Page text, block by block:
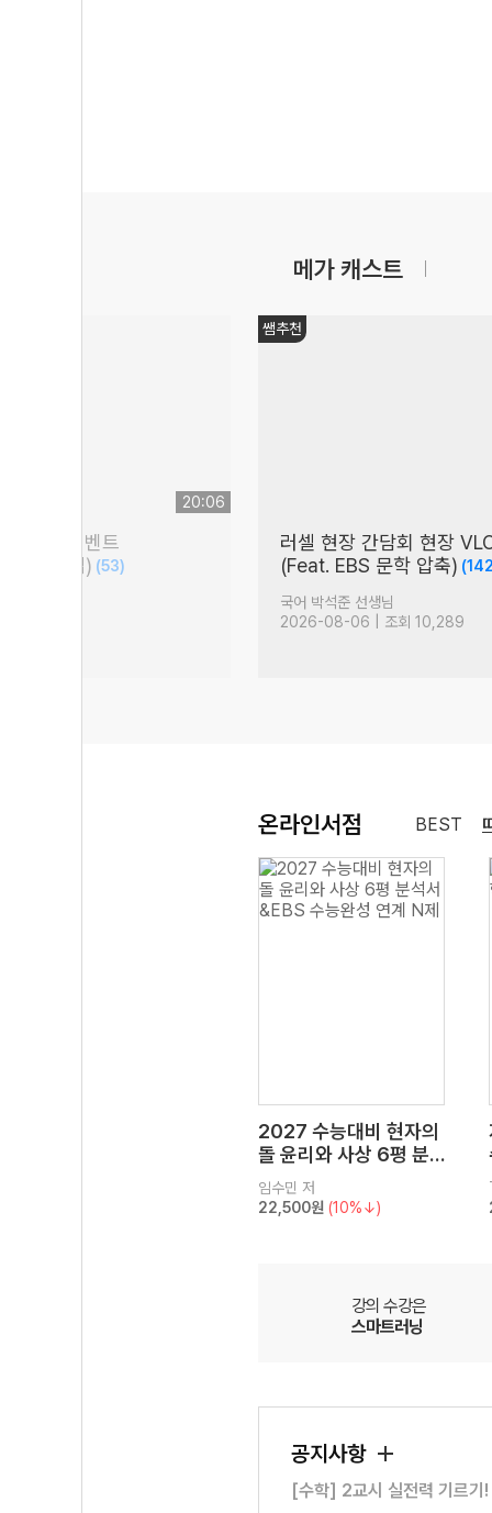
메가 캐스트
20:06
수강평 이벤트
아지는 법) (53)
쌤추천
러셀 현장 간담회 현장
(Feat. EBS 문학 압축)
국어 박석준 선생님
2026-08-06 | 조회 10,289
온라인서점 BEST
2027 수능대비 현자의
돌 윤리와 사상 6평 분
석서&EBS 수능완성 연
계 N제
임수민 저
22,500원 (10%↓)
강의 수강은
스마트러닝
공지사항
[수학] 2교시 실전력 기르기